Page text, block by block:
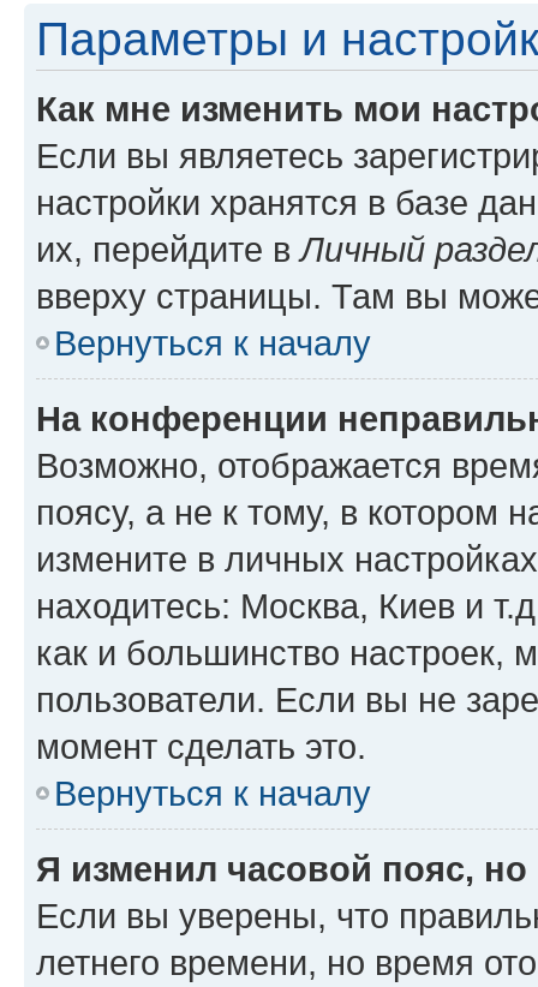
Параметры и
Как мне изменить мои
Если вы являетесь
настройки хранятся в базе
их, перейдите вЛичный
вверху страницы. Там вы
Вернуться к началу
На конференции
Возможно, отображается
поясу, а не к тому, в котором
измените в личных
находитесь: Москва, Киев и
как и большинство настроек,
пользователи. Если вы не
момент сделать это.
Вернуться к началу
Я изменил часовой пояс,
Если вы уверены, что
летнего времени, но время